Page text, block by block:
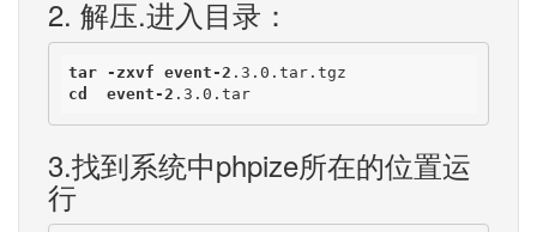
2. 解压.进入目录：
tar -zxvf event-2 .3 .0 .tar .tgz
cd
event-2 .3 .0 .tar
3.找到系统中phpize所在的位置运
行